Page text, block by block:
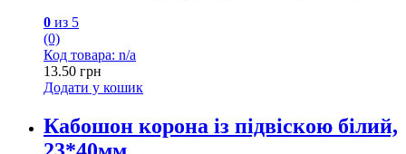
0 из 5
(0)
Код товара: n/a
13.50 грн
Додати у кошик
Кабошон корона із підвіскою білий,